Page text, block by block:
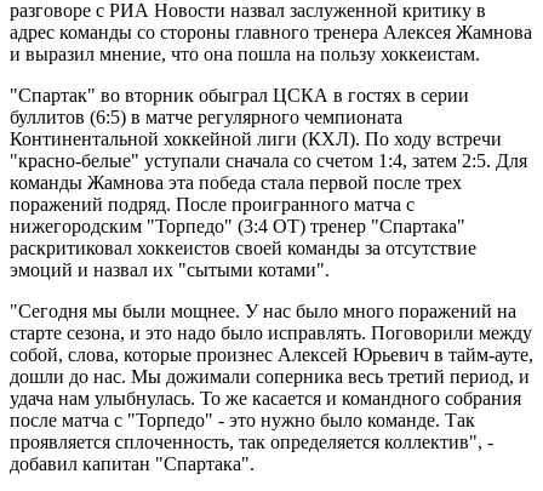
разговоре с РИА Новости назвал заслуженной критику в
адрес команды со стороны главного тренера Алексея Жамнова
и выразил мнение, что она пошла на пользу хоккеистам.
"Спартак" во вторник обыграл ЦСКА в гостях в серии
буллитов (6:5) в матче регулярного чемпионата
Континентальной хоккейной лиги (КХЛ). По ходу встречи
"красно-белые" уступали сначала со счетом 1:4, затем 2:5. Для
команды Жамнова эта победа стала первой после трех
поражений подряд. После проигранного матча с
нижегородским "Торпедо" (3:4 ОТ) тренер "Спартака"
раскритиковал хоккеистов своей команды за отсутствие
эмоций и назвал их "сытыми котами".
"Сегодня мы были мощнее. У нас было много поражений на
старте сезона, и это надо было исправлять. Поговорили между
собой, слова, которые произнес Алексей Юрьевич в тайм-ауте,
дошли до нас. Мы дожимали соперника весь третий период, и
удача нам улыбнулась. То же касается и командного собрания
после матча с "Торпедо" - это нужно было команде. Так
проявляется сплоченность, так определяется коллектив", -
добавил капитан "Спартака".